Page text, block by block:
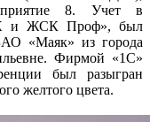
8. Учет в
и ЖСК Проф», был
«Маяк» из города
Фирмой «1С»
был разыгран
желтого цвета.